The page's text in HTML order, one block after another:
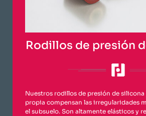
Rodillos de presión
Nuestros rodillos de presión de
propia compensan las irregularidades
el subsuelo. Son altamente elásticos y